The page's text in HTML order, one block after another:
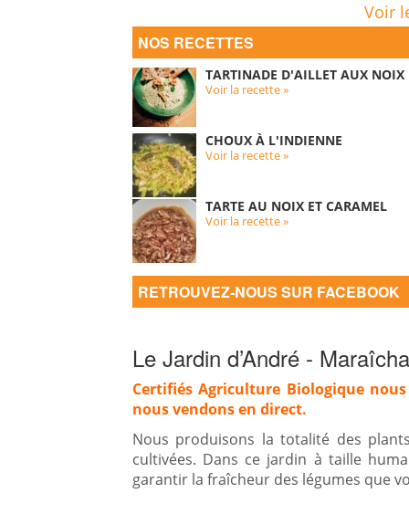
Voir
NOS RECETTES
TARTINADE D'AILLET AUX NOIX
Voir la recette »
CHOUX À L'INDIENNE
Voir la recette »
TARTE AU NOIX ET CARAMEL
Voir la recette »
RETROUVEZ-NOUS SUR FACEBOOK
Le Jardin d’André -
Certifiés Agriculture Biologique
nous vendons en direct.
Nous produisons la totalité des
cultivées. Dans ce jardin à taille
garantir la fraîcheur des légumes que